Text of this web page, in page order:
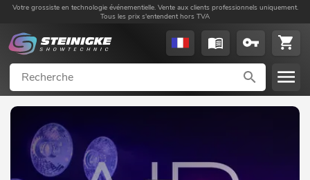
Votre grossiste en technologie événementielle. Vente aux clients professionnels uniquement.
Tous les prix s'entendent hors TVA